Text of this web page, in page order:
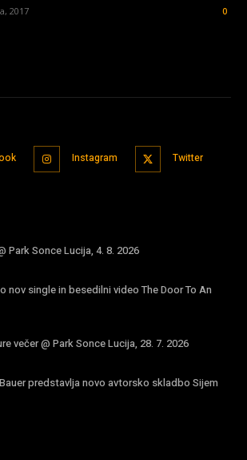
2017 0
Instagram Twitter
Park Sonce Lucija, 4. 8. 2026
nov single in besedilni video The Door To An
večer @ Park Sonce Lucija, 28. 7. 2026
predstavlja novo avtorsko skladbo Sijem